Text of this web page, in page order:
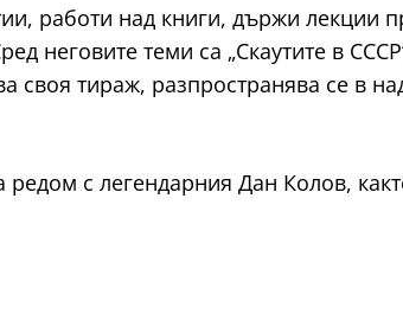
работи над книги, държи лекции
неговите теми са „Скаутите в
своя тираж, разпространява се в
с легендарния Дан Колов,